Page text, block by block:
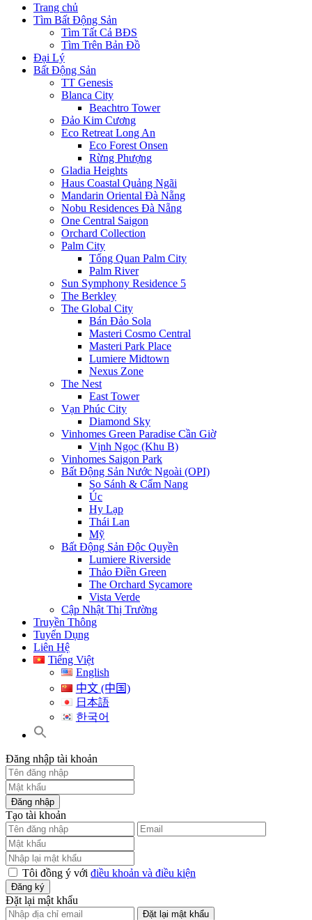
Trang chủ
Tìm Bất Động Sản
Tìm Tất Cả BĐS
Tìm Trên Bản Đồ
Đại Lý
Bất Động Sản
TT Genesis
Blanca City
Beachtro Tower
Đảo Kim Cương
Eco Retreat Long An
Eco Forest Onsen
Rừng Phượng
Gladia Heights
Haus Coastal Quảng Ngãi
Mandarin Oriental Đà Nẵng
Nobu Residences Đà Nẵng
One Central Saigon
Orchard Collection
Palm City
Tổng Quan Palm City
Palm River
Sun Symphony Residence 5
The Berkley
The Global City
Bán Đảo Sola
Masteri Cosmo Central
Masteri Park Place
Lumiere Midtown
Nexus Zone
The Nest
East Tower
Vạn Phúc City
Diamond Sky
Vinhomes Green Paradise Cần Giờ
Vịnh Ngọc (Khu B)
Vinhomes Saigon Park
Bất Động Sản Nước Ngoài (OPI)
So Sánh & Cẩm Nang
Úc
Hy Lạp
Thái Lan
Mỹ
Bất Động Sản Độc Quyền
Lumiere Riverside
Thảo Điền Green
The Orchard Sycamore
Vista Verde
Cập Nhật Thị Trường
Truyền Thông
Tuyển Dụng
Liên Hệ
Tiếng Việt
English
中文 (中国)
日本語
한국어
Đăng nhập tài khoản
Đăng nhập
Tạo tài khoản
Tôi đồng ý với điều khoản và điều kiện
Đăng ký
Đặt lại mật khẩu
Đặt lại mật khẩu